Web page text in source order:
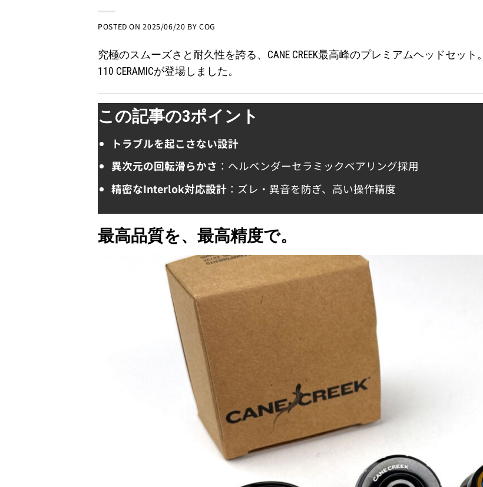
POSTED ON2025/06/20 BY COG
究極のスムーズさと耐久性を誇る、CANE CREEK最高峰のプレミアムヘッドセット。
110 CERAMICが登場しました。
この記事の3ポイント
トラブルを起こさない設計
異次元の回転滑らかさ ：ヘルベンダーセラミックベアリング採用
精密なInterlok対応設計 ：ズレ・異音を防ぎ、高い操作精度
最高品質を、最高精度で。